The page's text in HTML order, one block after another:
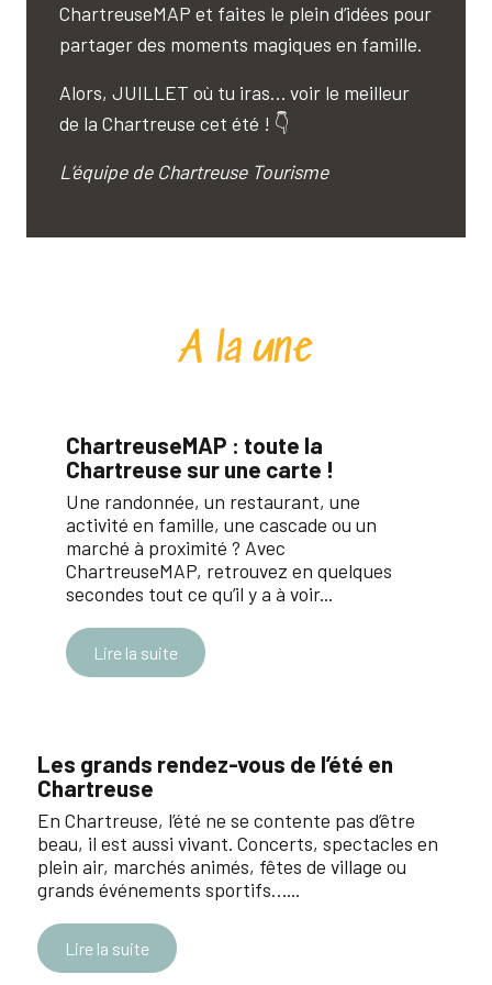
ChartreuseMAP et faites le plein d’idées pour
partager des moments magiques en famille.
Alors, JUILLET où tu iras… voir le meilleur
de la Chartreuse cet été ! 👇
L’équipe de Chartreuse Tourisme
A la une
ChartreuseMAP : toute la
Chartreuse sur une carte !
Une randonnée, un restaurant, une
activité en famille, une cascade ou un
marché à proximité ? Avec
ChartreuseMAP, retrouvez en quelques
secondes tout ce qu’il y a à voir...
Lire la suite
Les grands rendez-vous de l’été en
Chartreuse
En Chartreuse, l’été ne se contente pas d’être
beau, il est aussi vivant. Concerts, spectacles en
plein air, marchés animés, fêtes de village ou
grands événements sportifs…...
Lire la suite